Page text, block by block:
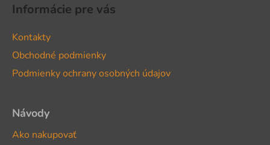
Informácie pre vás
Kontakty
Obchodné podmienky
Podmienky ochrany osobných údajov
Návody
Ako nakupovať